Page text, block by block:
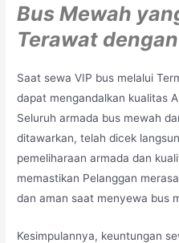
Bus Mewah
Terawat
Saat sewa VIP bus melalui
dapat mengandalkan kualitas
Seluruh armada bus mewah
ditawarkan, telah dicek
pemeliharaan armada dan
memastikan Pelanggan
dan aman saat menyewa bus
Kesimpulannya, keuntungan